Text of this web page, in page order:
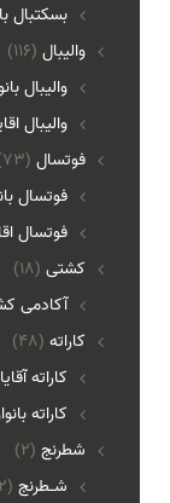
بسکتبال
(116) والیبال
واليبال
واليبال
فوتسال
فوتسال
فوتسال
(18) کشتی
آکادمی
(48) کاراته
کاراته
کاراته
(2) شطرنج
شـطرنج (2)